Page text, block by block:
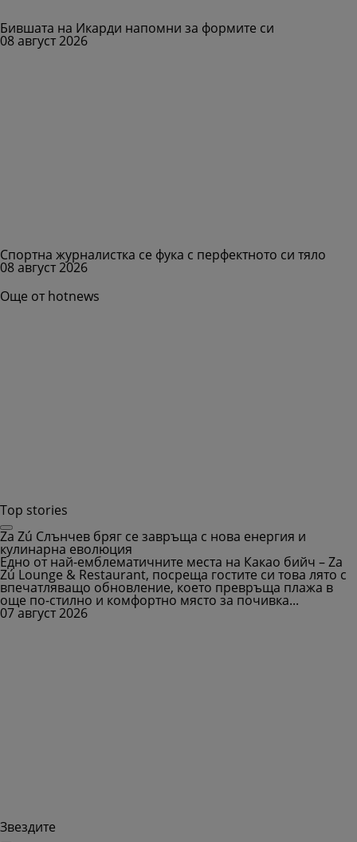
Бившата на Икарди напомни за формите си
08 август 2026
Спортна журналистка се фука с перфектното си тяло
08 август 2026
Още от hotnews
Top stories
Za Zú Слънчев бряг се завръща с нова енергия и
кулинарна еволюция
Едно от най-емблематичните места на Какао бийч – Za
Zú Lounge & Restaurant, посреща гостите си това лято с
впечатляващо обновление, което превръща плажа в
още по-стилно и комфортно място за почивка...
07 август 2026
Звездите